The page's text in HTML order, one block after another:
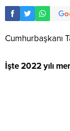
Cumhurbaşkanı
İşte 2022 yılı